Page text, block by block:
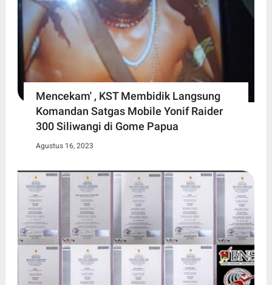
Mencekam' , KST Membidik Langsung
Komandan Satgas Mobile Yonif Raider
300 Siliwangi di Gome Papua
Agustus 16, 2023